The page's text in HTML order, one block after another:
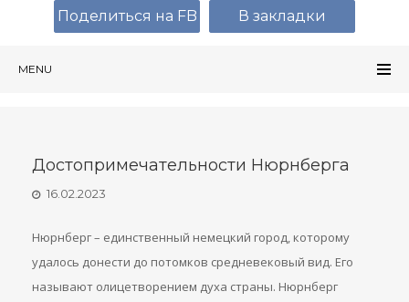
MENU
Достопримечательности Нюрнберга
16.02.2023
Нюрнберг – единственный немецкий город, которому
удалось донести до потомков средневековый вид. Его
называют олицетворением духа страны. Нюрнберг
Поделиться на FB В закладки